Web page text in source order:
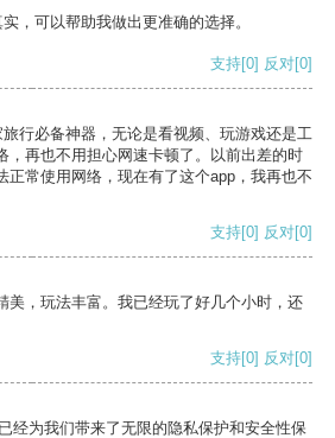
，可以帮助我做出更准确的选择。
支持[0] 反对[0]
行必备神器，无论是看视频、玩游戏还是工
，再也不用担心网速卡顿了。以前出差的时
正常使用网络，现在有了这个app，我再也不
支持[0] 反对[0]
美，玩法丰富。我已经玩了好几个小时，还
支持[0] 反对[0]
经为我们带来了无限的隐私保护和安全性保